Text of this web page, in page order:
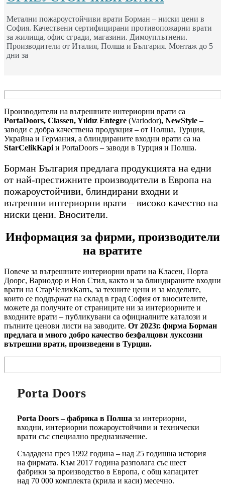
Метални пожароустойчиви врати Борман – ниски цени в
София. Качествени сертифицирани противопожарни врати
за жилища, офис сгради, магазини. Димоуплътнени.
Производители от Италия, Полша и България. Монтаж до 5
дни за
Производители на вътрешните интериорни врати са
PortaDoors, Classen, Yıldız Entegre (Variodor), NewStyle –
заводи с добра качествена продукция – от Полша, Турция,
Украйна и Германия, а блиндираните входни врати са на
StarCelikKapi и PortaDoors – заводи в Турция и Полша.
Борман България предлага продукцията на едни
от най-престижните производители в Европа на
пожароустойчиви, блиндирани входни и
вътрешни интериорни врати – високо качество на
ниски цени. Вносители.
Информация за фирми, производители
на вратите
Повече за вътрешните интериорни врати на Класен, Порта
Доорс, Вариодор и Нов Стил, както и за блиндираните входни
врати на СтарЧеликКапъ, за техните цени и за моделите,
които се поддържат на склад в град София от вносителите,
можете да получите от страниците ни за интериорните и
входните врати – публикувани са официалните каталози и
пълните ценови листи на заводите. От 2023г. фирма Борман
предлага и много добро качество безфалцови луксозни
вътрешни врати, произведени в Турция.
Porta Doors
Porta Doors – фабрика в Полша за интериорни,
входни, интериорни пожароустойчиви и технически
врати със специално предназначение.
Създадена през 1992 година – над 25 годишна история
на фирмата. Към 2017 година разполага със шест
фабрики за производство в Европа, с общ капацитет
над 70 000 комплекта (крила и каси) месечно.